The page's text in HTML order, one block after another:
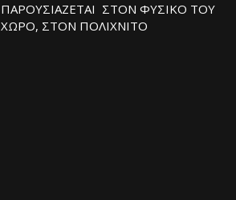
ΠΑΡΟΥΣΙΑΖΕΤΑΙ ΣΤΟΝ ΦΥΣΙΚΟ ΤOY
ΧΩΡΟ, ΣΤΟΝ ΠΟΛΙΧΝΙΤΟ